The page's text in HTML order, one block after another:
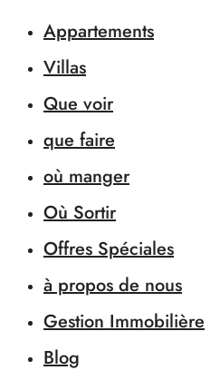
Appartements
Villas
Que voir
que faire
où manger
Où Sortir
Offres Spéciales
à propos de nous
Gestion Immobilière
Blog